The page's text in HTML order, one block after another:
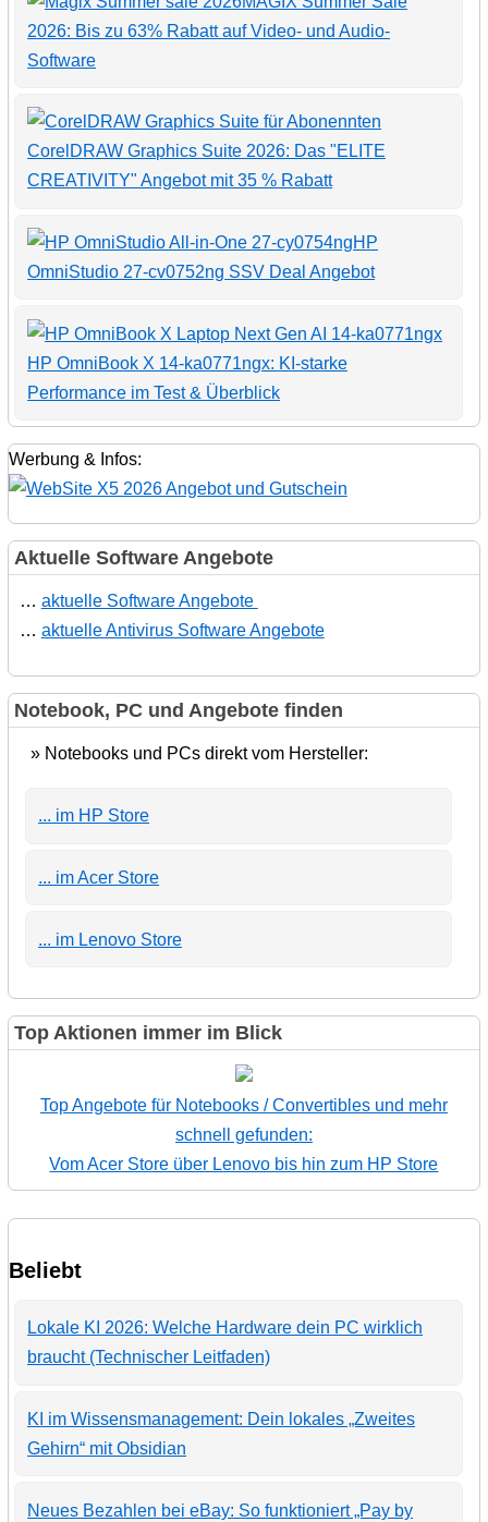
2026: Bis zu 63% Rabatt auf Video- und Audio-
Software
CorelDRAW Graphics Suite 2026: Das "ELITE
CREATIVITY" Angebot mit 35 % Rabatt
HP
OmniStudio 27-cv0752ng SSV Deal Angebot
HP OmniBook X 14-ka0771ngx: KI-starke
Performance im Test & Überblick
Werbung & Infos:
Aktuelle Software Angebote
… aktuelle Software Angebote
… aktuelle Antivirus Software Angebote
Notebook, PC und Angebote finden
» Notebooks und PCs direkt vom Hersteller:
... im HP Store
... im Acer Store
... im Lenovo Store
Top Aktionen immer im Blick
Top Angebote für Notebooks / Convertibles und mehr
schnell gefunden:
Vom Acer Store über Lenovo bis hin zum HP Store
Beliebt
Lokale KI 2026: Welche Hardware dein PC wirklich
braucht (Technischer Leitfaden)
KI im Wissensmanagement: Dein lokales „Zweites
Gehirn“ mit Obsidian
Neues Bezahlen bei eBay: So funktioniert „Pay by